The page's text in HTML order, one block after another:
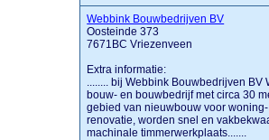
Webbink Bouwbedrijven BV
Oosteinde 373
7671BC Vriezenveen
Extra informatie:
........ bij Webbink Bouwbedrijven
bouw- en bouwbedrijf met circa 30
gebied van nieuwbouw voor
renovatie, worden snel en
machinale timmerwerkplaats.......